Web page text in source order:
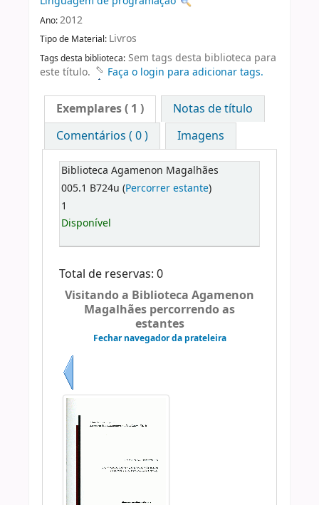
Ano:2012
Tipo de Material: Livros
Tags desta biblioteca: Sem tags desta biblioteca para
este título.
Faça o login para adicionar tags.
Exemplares( 1 )
Notas de título
Comentários ( 0 )
Imagens
Biblioteca Agamenon Magalhães
005.1 B724u (Percorrer estante)
1
Disponível
Total de reservas: 0
Visitando a Biblioteca Agamenon
Magalhães percorrendo as
estantes
Fechar navegador da prateleira
Anterior